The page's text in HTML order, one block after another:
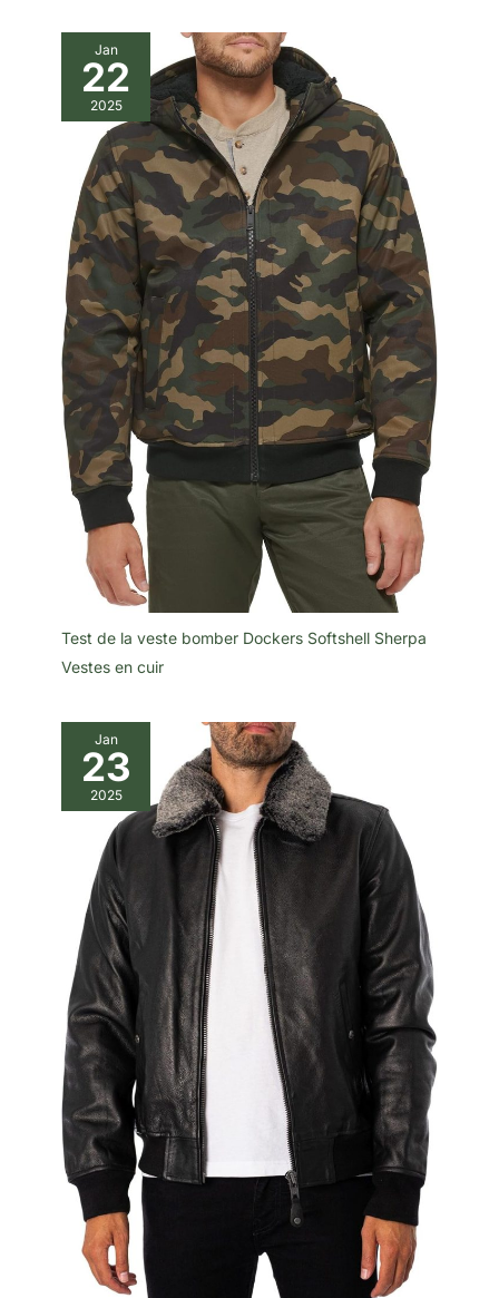
Jan
22
2025
Test de la veste bomber Dockers Softshell Sherpa
Vestes en cuir
Jan
23
2025